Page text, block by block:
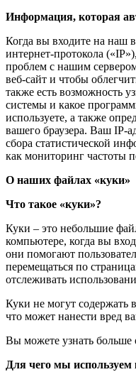
Информация, которая
Когда вы входите на наш
интернет-протокола
проблем с нашим
веб-сайт и чтобы
также есть возможность
системы и какое
используете, а также
вашего браузера. Ваш IP-
сбора статистической
как мониторинг частоты
О наших файлах «куки»
Что такое «куки»?
Куки – это небольшие
компьютере, когда вы
они помогают
перемещаться по
отслеживать
Куки не могут содержать
что может нанести вред
Вы можете узнать больше
Для чего мы используем